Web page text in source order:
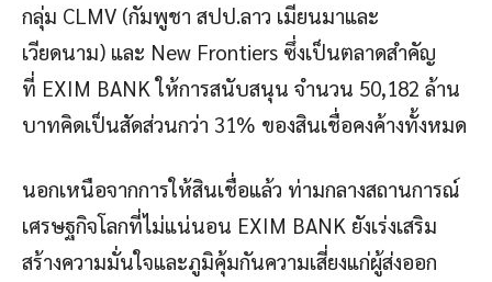
กลุ่ม CLMV (กัมพูชา สปป.ลาว เมียนมาและ
เวียดนาม) และ New Frontiers ซึ่งเป็นตลาดสำคัญ
ที่ EXIM BANK ให้การสนับสนุน จำนวน 50,182 ล้าน
บาทคิดเป็นสัดส่วนกว่า 31% ของสินเชื่อคงค้างทั้งหมด
นอกเหนือจากการให้สินเชื่อแล้ว ท่ามกลางสถานการณ์
เศรษฐกิจโลกที่ไม่แน่นอน EXIM BANK ยังเร่งเสริม
สร้างความมั่นใจและภูมิคุ้มกันความเสี่ยงแก่ผู้ส่งออก